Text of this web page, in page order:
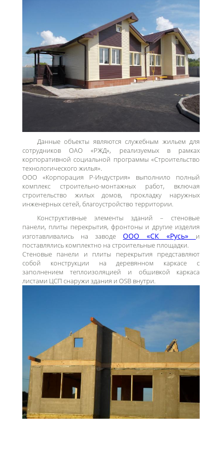
Данные объекты являются служебным жильем для
сотрудников ОАО «РЖД», реализуемых в рамках
корпоративной социальной программы «Строительство
технологического жилья».
ООО «Корпорация Р-Индустрия» выполнило полный
комплекс строительно-монтажных работ, включая
строительство жилых домов, прокладку наружных
инженерных сетей, благоустройство территории.
Конструктивные элементы зданий – стеновые
панели, плиты перекрытия, фронтоны и другие изделия
изготавливались на заводе ООО «СК «Русь» и
поставлялись комплектно на строительные площадки.
Стеновые панели и плиты перекрытия представляют
собой конструкции на деревянном каркасе с
заполнением теплоизоляцией и обшивкой каркаса
листами ЦСП снаружи здания и OSB внутри.